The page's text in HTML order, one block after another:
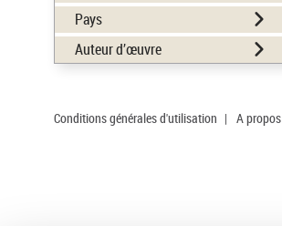
Pays
Auteur d’œuvre
Conditions générales d'utilisation | A propos